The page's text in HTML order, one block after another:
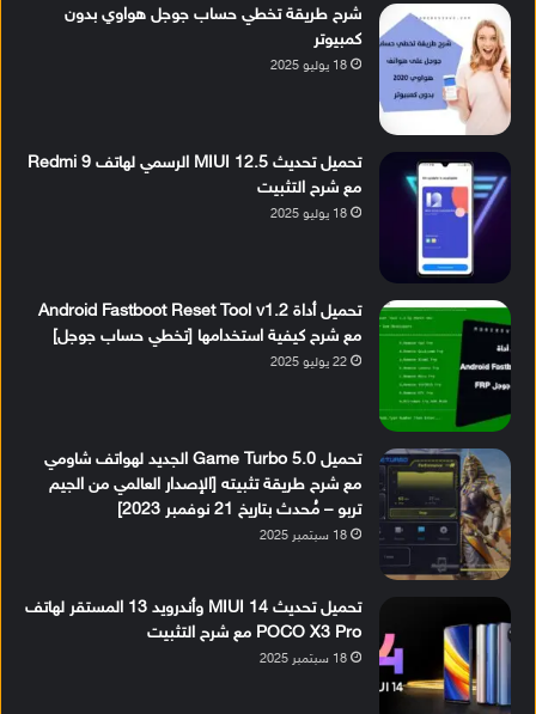
شرح طريقة تخطي حساب جوجل هواوي بدون
كمبيوتر
18 يوليو 2025
تحميل تحديث MIUI 12.5 الرسمي لهاتف Redmi 9
مع شرح التثبيت
18 يوليو 2025
تحميل أداة Android Fastboot Reset Tool v1.2
مع شرح كيفية استخدامها [تخطي حساب جوجل]
22 يوليو 2025
تحميل Game Turbo 5.0 الجديد لهواتف شاومي
مع شرح طريقة تثبيته [الإصدار العالمي من الجيم
تربو – مُحدث بتاريخ 21 نوفمبر 2023]
18 سبتمبر 2025
تحميل تحديث MIUI 14 وأندرويد 13 المستقر لهاتف
POCO X3 Pro مع شرح التثبيت
18 سبتمبر 2025